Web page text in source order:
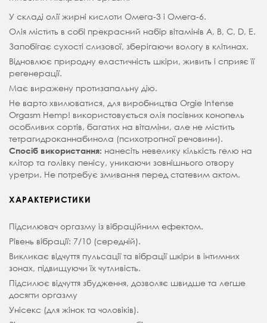
У складі олії жирні кислоти Омега-3 і Омега-6.
Олія містить в собі прекрасний набір вітамінів А, B, C, D, E.
Запобігає сухості слизової, зберігаючи вологу в клітинах.
Відновлює природну еластичність шкіри, живить і сприяє її
регенерації.
Має виражену протизапальну дію.
Не варто хвилюватися, для виробництва Orgie Intense
Orgasm Hemp! використовується олія посівних конопель
особливих сортів, багатих на вітаміни, але не містить
тетрагидроканнабинола (психотропної речовини).
Спосіб використання: нанесіть невелику кількість гелю на
клітор та голівку пенісу, уникаючи зовнішнього отвору
уретри. Не потребує змивання перед статевим актом.
ХАРАКТЕРИСТИКИ
Підсилювач оргазму із вібраційним ефектом.
Рівень вібрації: 7/10 (середній).
Викликає відчуття пульсації та вібрації шкіри в інтимних
зонах, підвищуючи їх чутливість.
Підсилює відчуття збудження, дозволяє швидше та легше
досягти оргазму
Унісекс (для жінок та чоловіків).